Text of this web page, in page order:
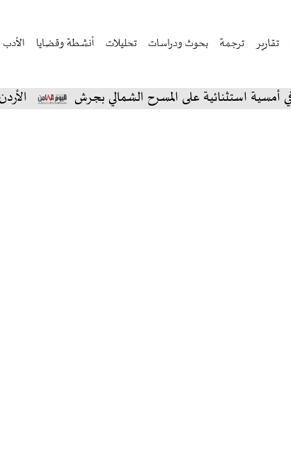
تقارير ترجمة بحوث ودراسات تحليلات أنشطة وقضايا
على المسرح الشمالي بجرش الأردن: